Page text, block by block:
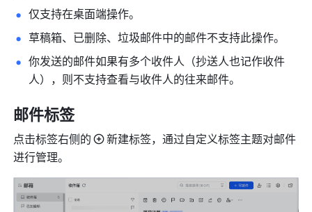
仅支持在桌面端操作。
草稿箱、已删除、垃圾邮件中的邮件不支持此操作。
你发送的邮件如果有多个收件人（抄送人也记作收件
人），则不支持查看与收件人的往来邮件。
邮件标签
点击标签右侧的
新建标签，通过自定义标签主题对邮件
进行管理。